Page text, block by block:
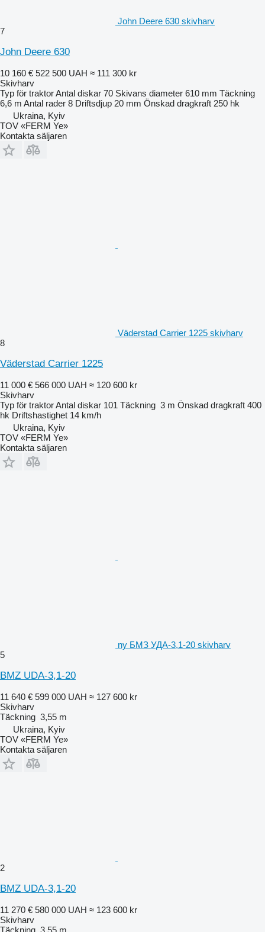
John Deere 630 skivharv
7
John Deere 630
10 160 € 522 500 UAH ≈ 111 300 kr
Skivharv
Typ för traktorAntal diskar 70 Skivans diameter 610 mm Täckning
6,6 m Antal rader 8 Driftsdjup 20 mm Önskad dragkraft 250 hk
Ukraina, Kyiv
TOV «FERM Ye»
Kontakta säljaren
Väderstad Carrier 1225 skivharv
8
Väderstad Carrier 1225
11 000 € 566 000 UAH ≈ 120 600 kr
Skivharv
Typ för traktorAntal diskar 101 Täckning 3 m Önskad dragkraft 400
hk Driftshastighet 14 km/h
Ukraina, Kyiv
TOV «FERM Ye»
Kontakta säljaren
ny БМЗ УДА-3,1-20 skivharv
5
BMZ UDA-3,1-20
11 640 € 599 000 UAH ≈ 127 600 kr
Skivharv
Täckning 3,55 m
Ukraina, Kyiv
TOV «FERM Ye»
Kontakta säljaren
2
BMZ UDA-3,1-20
11 270 € 580 000 UAH ≈ 123 600 kr
Skivharv
Täckning 3,55 m